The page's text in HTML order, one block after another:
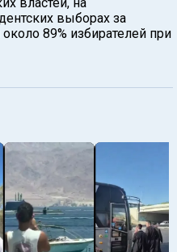
выборах за
89% избирателей при